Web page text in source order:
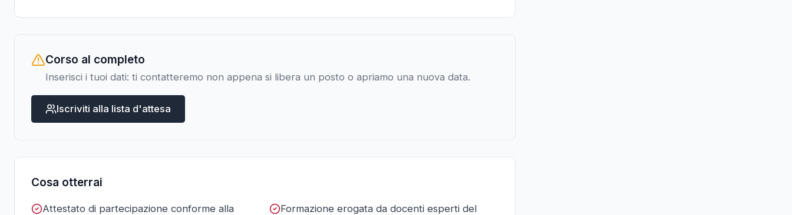
Corso al completo
Inserisci i tuoi dati: ti contatteremo non appena si libera un posto o apriamo una nuova data.
Iscriviti alla lista d'attesa
Cosa otterrai
Attestato di partecipazione conforme alla
Formazione erogata da docenti esperti del